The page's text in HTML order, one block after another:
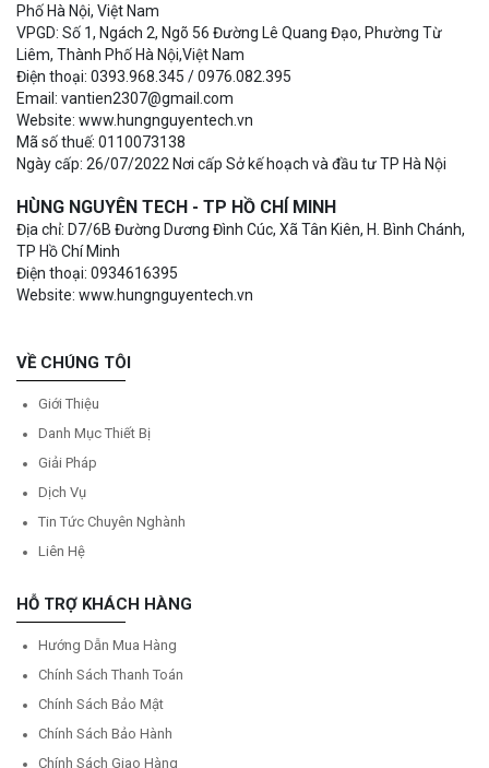
Phố Hà Nội, Việt Nam
VPGD: Số 1, Ngách 2, Ngõ 56 Đường Lê Quang Đạo, Phường Từ
Liêm, Thành Phố Hà Nội,Việt Nam
Điện thoại: 0393.968.345 / 0976.082.395
Email: vantien2307@gmail.com
Website: www.hungnguyentech.vn
Mã số thuế: 0110073138
Ngày cấp: 26/07/2022 Nơi cấp Sở kế hoạch và đầu tư TP Hà Nội
HÙNG NGUYÊN TECH - TP HỒ CHÍ MINH
Địa chỉ: D7/6B Đường Dương Đình Cúc, Xã Tân Kiên, H. Bình Chánh,
TP Hồ Chí Minh
Điện thoại: 0934616395
Website: www.hungnguyentech.vn
VỀ CHÚNG TÔI
Giới Thiệu
Danh Mục Thiết Bị
Giải Pháp
Dịch Vụ
Tin Tức Chuyên Nghành
Liên Hệ
HỖ TRỢ KHÁCH HÀNG
Hướng Dẫn Mua Hàng
Chính Sách Thanh Toán
Chính Sách Bảo Mật
Chính Sách Bảo Hành
Chính Sách Giao Hàng